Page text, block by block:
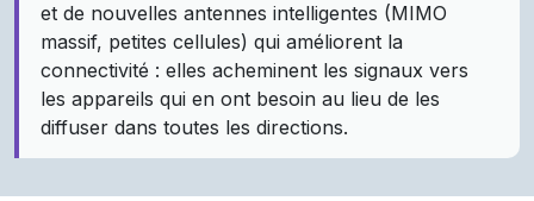
et de nouvelles antennes intelligentes (MIMO
massif, petites cellules) qui améliorent la
connectivité : elles acheminent les signaux vers
les appareils qui en ont besoin au lieu de les
diffuser dans toutes les directions.